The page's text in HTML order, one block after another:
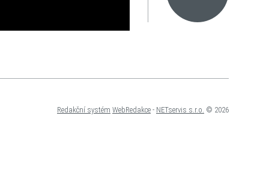
Redakční systém WebRedakce - NETservis s.r.o. © 2026